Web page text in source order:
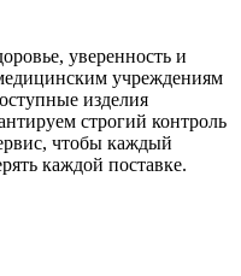
уверенность и
учреждениям
изделия
строгий контроль
чтобы каждый
каждой поставке.